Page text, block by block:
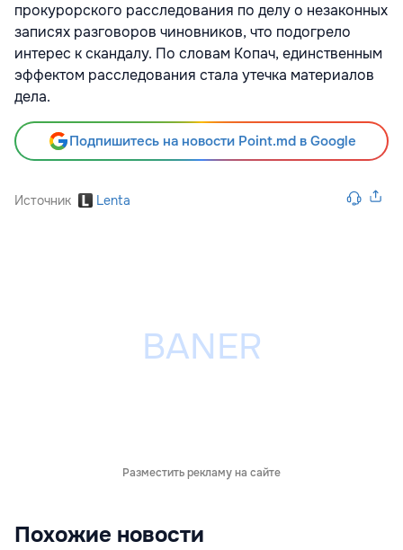
прокурорского расследования по делу о незаконных
записях разговоров чиновников, что подогрело
интерес к скандалу. По словам Копач, единственным
эффектом расследования стала утечка материалов
дела.
Подпишитесь на новости Point.md в Google
Источник Lenta
Разместить рекламу на сайте
Похожие новости